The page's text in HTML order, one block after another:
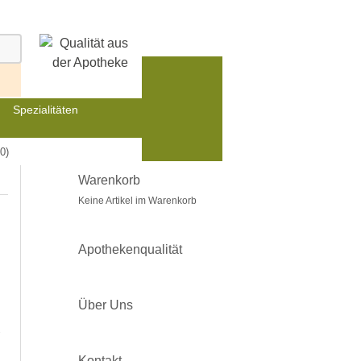
Spezialitäten
Warenkorb
Keine Artikel im Warenkorb
Apothekenqualität
Über Uns